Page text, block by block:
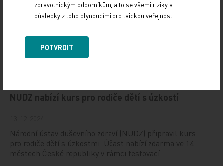
Vystavování ePoukazů
17. 12. 2024
Dnešní Poradna přináší přehled o tom, jak funguje
ePoukaz, kde ho lze uplatnit a jaké možnosti má lékař
NUDZ nabízí kurs pro rodiče dětí s úzkostí
Národní ústav duševního zdraví (NUDZ) připravil kurs
pro rodiče dětí s úzkostmi. Účast nabízí zdarma ve 14
městech České republiky v rámci testovací…
zdravotnickým odborníkům, a to se všemi riziky a
důsledky z toho plynoucími pro laickou veřejnost.
POTVRDIT